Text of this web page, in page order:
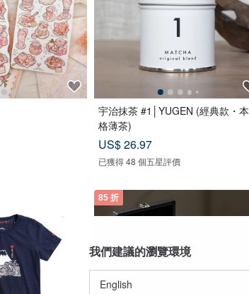
宇治抹茶 #1│YUGEN (經典款・本
格薄茶)
US$ 26.97
已獲得 48 個五星評價
85 折
我們建議的瀏覽環境